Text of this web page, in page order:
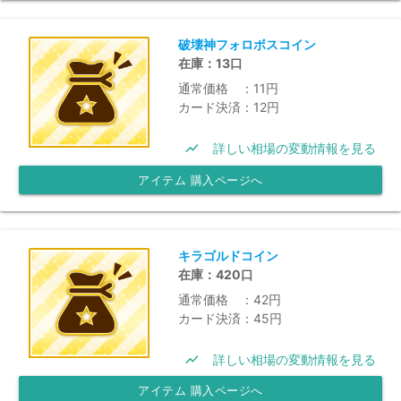
破壊神フォロボスコイン
在庫：13口
通常価格 ：11円
カード決済：12円
アイテム 購入ページへ
show_chart 詳しい相場の変動情報を見る
キラゴルドコイン
在庫：420口
通常価格 ：42円
カード決済：45円
アイテム 購入ページへ
show_chart 詳しい相場の変動情報を見る